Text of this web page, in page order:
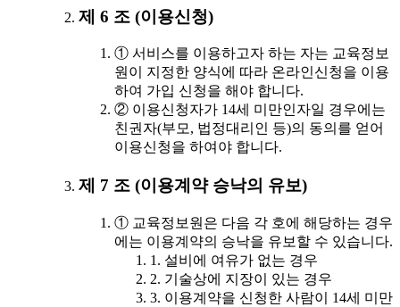
제 6 조 (이용신청)
① 서비스를 이용하고자 하는 자는 교육정보
원이 지정한 양식에 따라 온라인신청을 이용
하여 가입 신청을 해야 합니다.
② 이용신청자가 14세 미만인자일 경우에는
친권자(부모, 법정대리인 등)의 동의를 얻어
이용신청을 하여야 합니다.
제 7 조 (이용계약 승낙의 유보)
① 교육정보원은 다음 각 호에 해당하는 경우
에는 이용계약의 승낙을 유보할 수 있습니다.
1. 설비에 여유가 없는 경우
2. 기술상에 지장이 있는 경우
3. 이용계약을 신청한 사람이 14세 미만